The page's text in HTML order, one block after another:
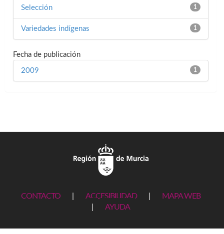
1
Selección
1
Variedades indígenas
Fecha de publicación
1
2009
CONTACTO ACCESIBILIDAD
MAPA WEB
AYUDA